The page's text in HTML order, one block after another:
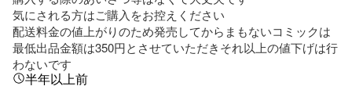
気にされる方はご購入をお控えください
配送料金の値上がりのため発売してからまもないコミックは
最低出品金額は350円とさせていただきそれ以上の値下げは行
わないです
半年以上前